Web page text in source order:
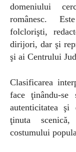
domeniului
românesc.
folclorişti,
dirijori, dar şi
şi ai Centrului
Clasificarea
face ţinându-se
autenticitatea
ţinuta
costumului